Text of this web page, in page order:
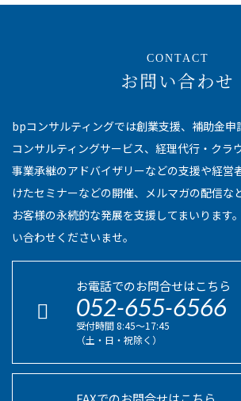
CONTACT
お問い合わせ
bpコンサルティングでは創業支援、補助金申
コンサルティングサービス、経理代行・クラ
事業承継のアドバイザリーなどの支援や経営
けたセミナーなどの開催、メルマガの配信な
お客様の永続的な発展を支援してまいります
い合わせくださいませ。
お電話でのお問合せはこちら
052-655-6566
受付時間 8:45〜17:45
（土・日・祝除く）